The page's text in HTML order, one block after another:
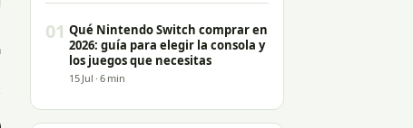
01 Qué Nintendo Switch comprar en
2026: guía para elegir la consola y
los juegos que necesitas
15 Jul · 6 min